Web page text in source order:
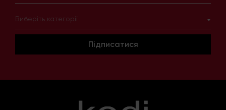
Виберіть категорії
Підписатися